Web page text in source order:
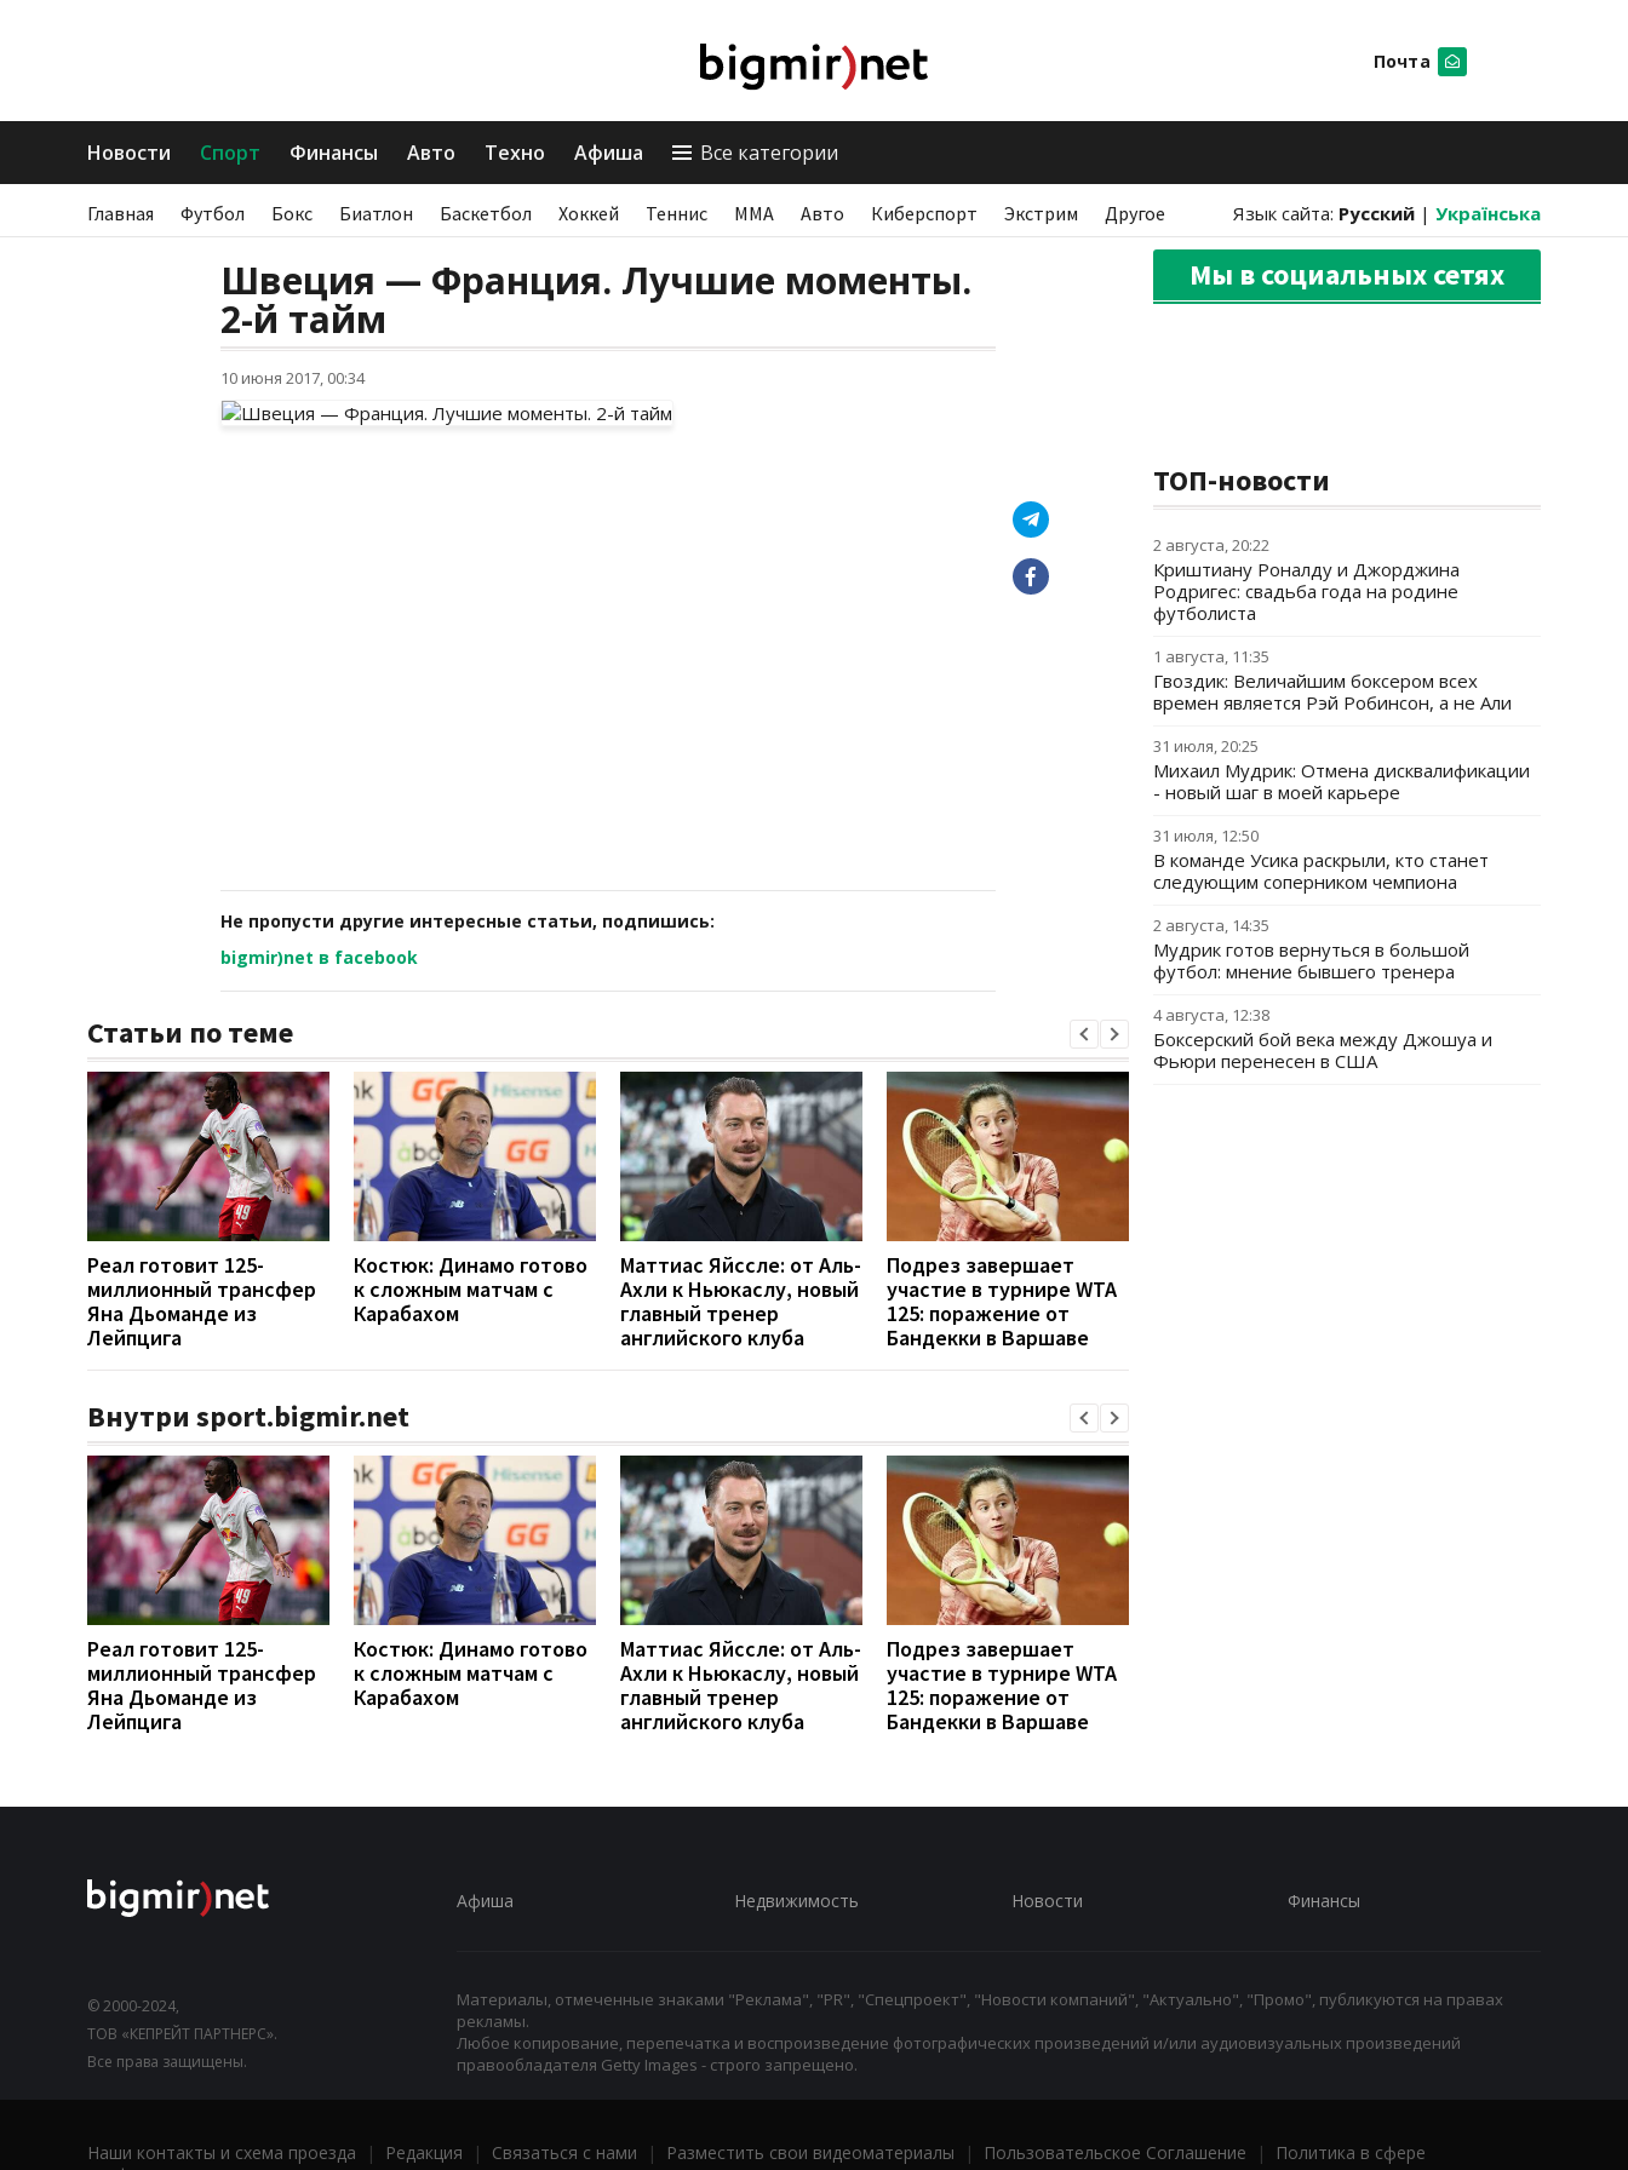
Почта
Новости Спорт Финансы Авто Техно Афиша Все категории
Главная Футбол Бокс Биатлон Баскетбол Хоккей Теннис ММА Авто Киберспорт Экстрим Другое Язык сайта: Русский | Українська
Швеция — Франция. Лучшие моменты.
2-й тайм
10 июня 2017, 00:34
Не пропусти другие интересные статьи, подпишись:
bigmir)net в facebook
Статьи по теме
Реал готовит 125-
миллионный трансфер
Яна Дьоманде из
Лейпцига
Костюк: Динамо готово
к сложным матчам с
Карабахом
Маттиас Яйссле: от Аль-
Ахли к Ньюкаслу, новый
главный тренер
английского клуба
Подрез завершает
участие в турнире WTA
125: поражение от
Бандекки в Варшаве
Внутри sport.bigmir.net
Реал готовит 125-
миллионный трансфер
Яна Дьоманде из
Лейпцига
Костюк: Динамо готово
к сложным матчам с
Карабахом
Маттиас Яйссле: от Аль-
Ахли к Ньюкаслу, новый
главный тренер
английского клуба
Подрез завершает
участие в турнире WTA
125: поражение от
Бандекки в Варшаве
Мы в социальных сетях
ТОП-новости
2 августа, 20:22
Криштиану Роналду и Джорджина
Родригес: свадьба года на родине
футболиста
1 августа, 11:35
Гвоздик: Величайшим боксером всех
времен является Рэй Робинсон, а не Али
31 июля, 20:25
Михаил Мудрик: Отмена дисквалификации
- новый шаг в моей карьере
31 июля, 12:50
В команде Усика раскрыли, кто станет
следующим соперником чемпиона
2 августа, 14:35
Мудрик готов вернуться в большой
футбол: мнение бывшего тренера
4 августа, 12:38
Боксерский бой века между Джошуа и
Фьюри перенесен в США
© 2000-2024,
ТОВ «КЕПРЕЙТ ПАРТНЕРС».
Все права защищены.
Афиша Недвижимость Новости Финансы
Материалы, отмеченные знаками "Реклама", "PR", "Спецпроект", "Новости компаний", "Актуально", "Промо", публикуются на правах
рекламы.
Любое копирование, перепечатка и воспроизведение фотографических произведений и/или аудиовизуальных произведений
правообладателя Getty Images - строго запрещено.
Наши контакты и схема проезда | Редакция | Связаться с нами | Разместить свои видеоматериалы | Пользовательское Соглашение |
Политика в сфере